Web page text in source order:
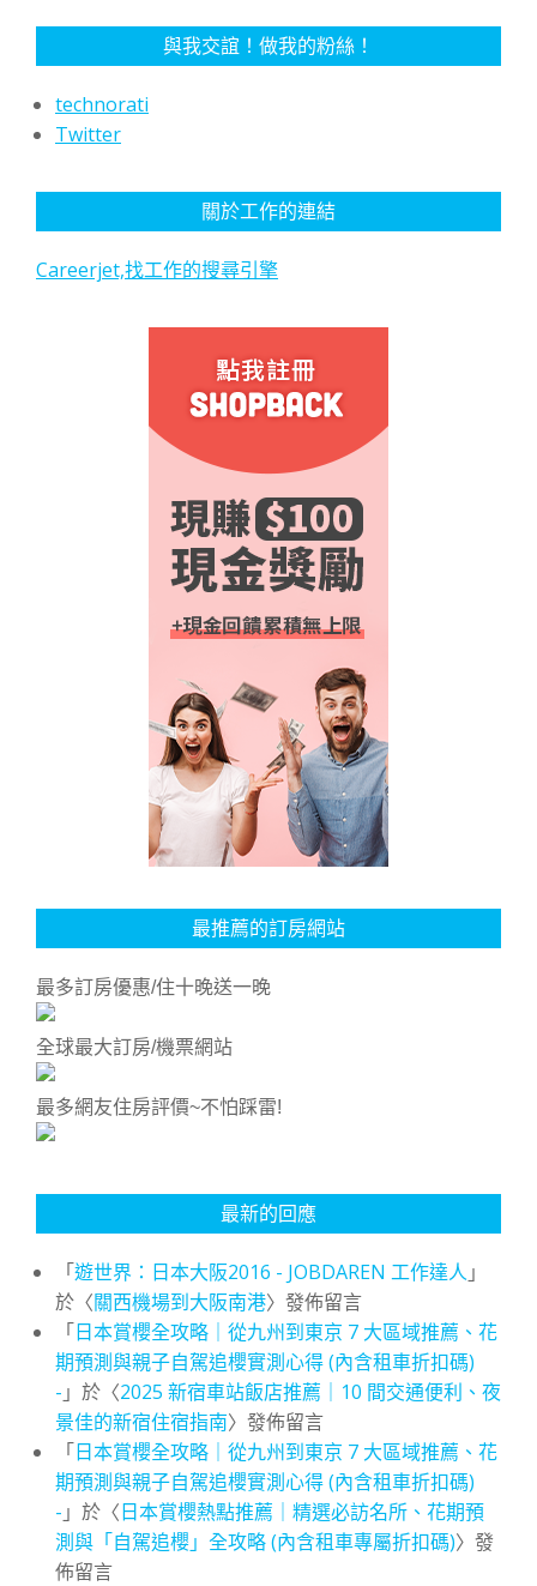
與我交誼！做我的粉絲！
technorati
Twitter
關於工作的連結
Careerjet,找工作的搜尋引擎
最推薦的訂房網站
最多訂房優惠/住十晚送一晚
全球最大訂房/機票網站
最多網友住房評價~不怕踩雷!
最新的回應
「遊世界：日本大阪2016 - JOBDAREN 工作達人 」
於〈關西機場到大阪南港〉發佈留言
「日本賞櫻全攻略｜從九州到東京 7 大區域推薦、花
期預測與親子自駕追櫻實測心得 (內含租車折扣碼)
- 」於〈2025 新宿車站飯店推薦｜10 間交通便利、夜
景佳的新宿住宿指南〉發佈留言
「日本賞櫻全攻略｜從九州到東京 7 大區域推薦、花
期預測與親子自駕追櫻實測心得 (內含租車折扣碼)
- 」於〈日本賞櫻熱點推薦｜精選必訪名所、花期預
測與「自駕追櫻」全攻略 (內含租車專屬折扣碼)〉發
佈留言